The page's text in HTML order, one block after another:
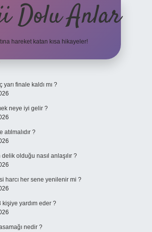
Dolu Anlar
hareket katan kısa hikayeler!
yarı finale kaldı mı ?
neye iyi gelir ?
atılmalıdır ?
delik olduğu nasıl anlaşılır ?
harcı her sene yenilenir mi ?
yardım eder ?
nedir ?